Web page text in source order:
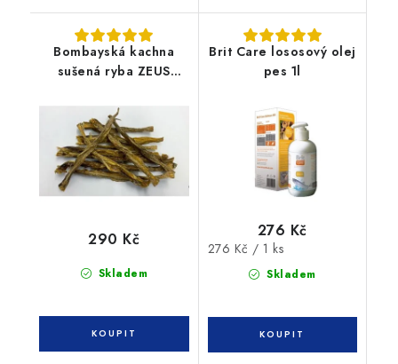
Bombayská kachna
sušená ryba ZEUS
Skladem
290 Kč
Brit Care lososový olej
pes 1l
Skladem
276 Kč
Měrná
276 Kč / 1 ks